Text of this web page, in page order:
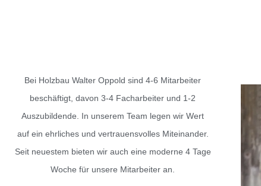
Bei Holzbau Walter Oppold sind 4-6 Mitarbeiter
beschäftigt, davon 3-4 Facharbeiter und 1-2
Auszubildende. In unserem Team legen wir Wert
auf ein ehrliches und vertrauensvolles Miteinander.
Seit neuestem bieten wir auch eine moderne 4 Tage
Woche für unsere Mitarbeiter an.